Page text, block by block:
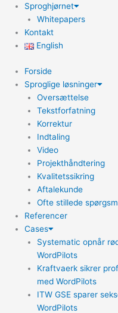
Sproghjørnet
Whitepapers
Kontakt
English
Forside
Sproglige løsninger
Oversættelse
Tekstforfatning
Korrektur
Indtaling
Video
Projekthåndtering
Kvalitetssikring
Aftalekunde
Ofte stillede
Referencer
Cases
Systematic opnår
WordPilots
Kraftvaerk sikrer
med WordPilots
ITW GSE sparer
WordPilots